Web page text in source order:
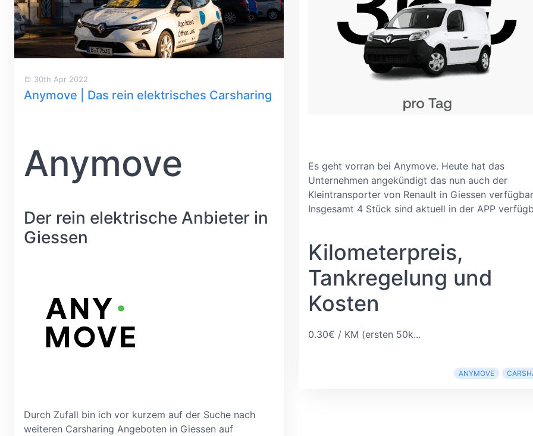
30th Apr 2022
Anymove | Das rein elektrisches Carsharing
Anymove
Der rein elektrische Anbieter in
Giessen
Durch Zufall bin ich vor kurzem auf der Suche nach
weiteren Carsharing Angeboten in Giessen auf
Es geht vorran bei Anymove. Heute hat das
Unternehmen angekündigt das nun auch der
Kleintransporter von Renault in Giessen
Insgesamt 4 Stück sind aktuell in der APP
Kilometerpreis,
Tankregelung und
Kosten
0.30€ / KM (ersten 50k...
ANYMOVE